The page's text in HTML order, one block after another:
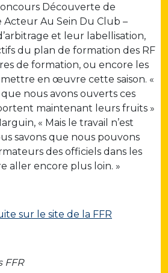
Découverte de
Acteur Au Sein Du Club –
et leur labellisation,
du plan de formation des RF
de formation, ou encore les
en œuvre cette saison. «
nous avons ouverts ces
maintenant leurs fruits »
« Mais le travail n’est
savons que nous pouvons
des officiels dans les
aller encore plus loin. »
sur le site de la FFR
FFR